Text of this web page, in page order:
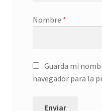
Nombre *
Guarda mi
navegador para la